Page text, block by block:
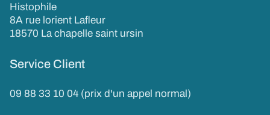
Histophile
8A rue lorient Lafleur
18570 La chapelle saint ursin
Service Client
09 88 33 10 04 (prix d'un appel normal)